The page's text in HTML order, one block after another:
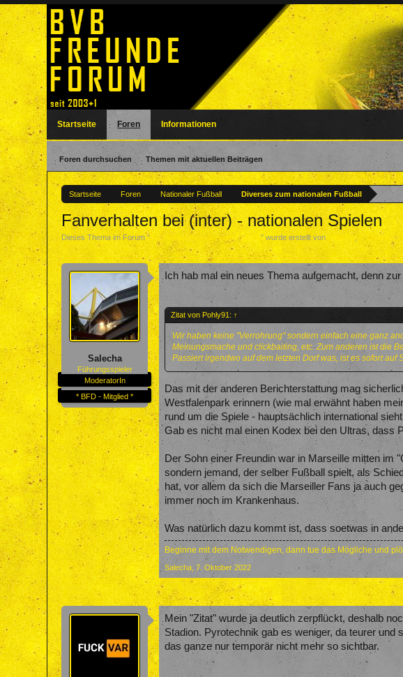
Startseite Foren Nationaler Fußball Diverses zum nationalen Fußball
Fanverhalten bei (inter) - nationalen Spielen
Dieses Thema im Forum "Diverses zum nationalen Fußball" wurde erstellt von Salecha, 7. Oktober
Salecha
Führungsspieler
ModeratorIn
* BFD - Mitglied *
Ich hab mal ein neues Thema aufgemacht, denn
Zitat von Pohly91: ↑
Wir haben keine "Verrohrung" sondern einfach eine ganz
Meinungsmache und clickbaiting, etc. Zum anderen ist die
Passiert irgendwo auf dem letzten Dorf was, ist es sofort auf
Das mit der anderen Berichterstattung mag
Westfalenpark erinnern (wie mal erwähnt haben
rund um die Spiele - hauptsächlich international
Gab es nicht mal einen Kodex bei den Ultras, dass
Der Sohn einer Freundin war in Marseille mitten im
sondern jemand, der selber Fußball spielt, als
hat, vor allem da sich die Marseiller Fans ja auch
immer noch im Krankenhaus.
Was natürlich dazu kommt ist, dass soetwas in
Beginne mit dem Notwendigen, dann tue das Mögliche und
Salecha 7. Oktober 2022
Mein "Zitat" wurde ja deutlich zerpflückt, deshalb
Stadion. Pyrotechnik gab es weniger, da teurer
das ganze nur temporär nicht mehr so sichtbar.
Startseite Foren
Foren durchsuchen Themen mit aktuellen Beiträgen
Informationen